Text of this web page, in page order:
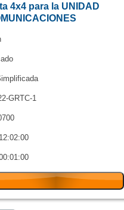
4x4 para la UNIDAD
GRTC-1